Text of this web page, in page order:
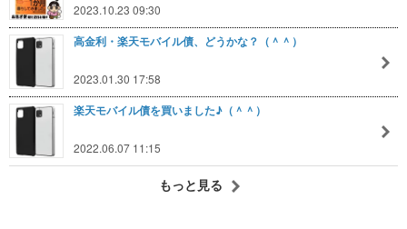
2023.10.23 09:30
高金利・楽天モバイル債、どうかな？（＾＾）
2023.01.30 17:58
楽天モバイル債を買いました♪（＾＾）
2022.06.07 11:15
もっと見る